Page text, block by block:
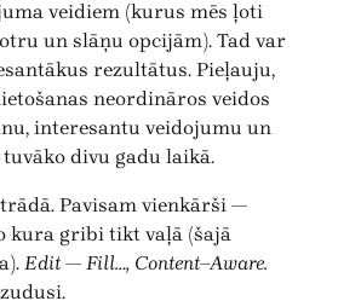
veidiem (kurus mēs ļoti
un slāņu opcijām). Tad var
rezultātus. Pieļauju,
neordināros veidos
interesantu veidojumu un
divu gadu laikā.
Pavisam vienkārši —
kura gribi tikt vaļā (šajā
Edit — Fill…, Content–Aware.